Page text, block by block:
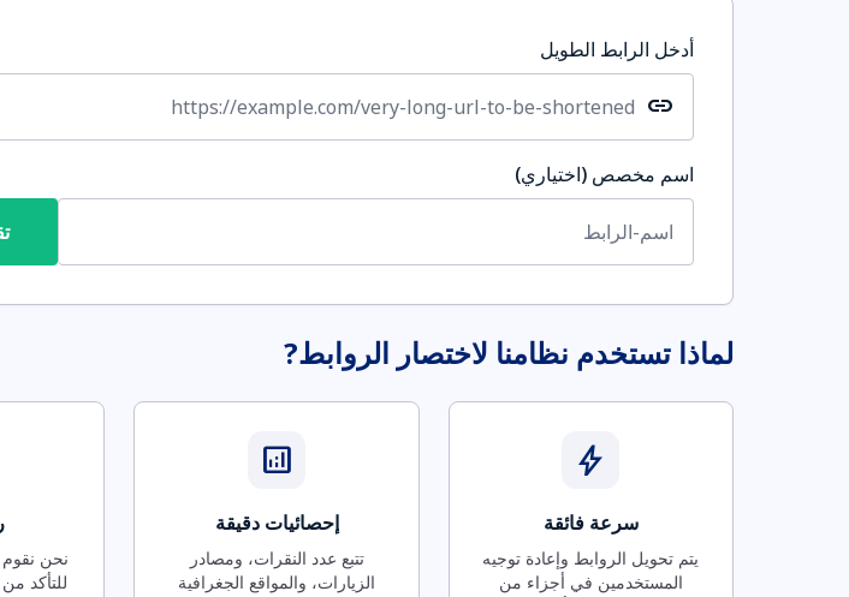
أدخل الرابط الطويل
link
اسم مخصص (اختياري)
لماذا تستخدم نظامنا لاختصار الروابط?
bolt
سرعة فائقة
يتم تحويل الروابط وإعادة توجيه
المستخدمين في أجزاء من
analytics
إحصائيات دقيقة
تتبع عدد النقرات، ومصادر
الزيارات، والمواقع الجغرافية
نحن
للتأكد